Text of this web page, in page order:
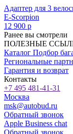
Адаптер для 3
E-Scorpion
12 900 p
Ранее вы смотрели
ПОЛЕЗНЫЕ
Каталог Подбор
Региональные
Гарантия и возврат
Контакты
+7 495 481-41-31
Москва
msk@autobud.ru
Обратный звонок
Apple Business chat
Обратный звонок